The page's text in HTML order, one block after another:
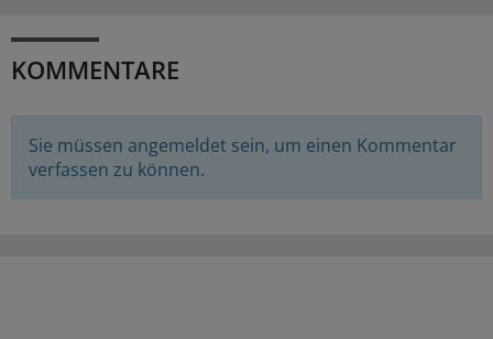
KOMMENTARE
Sie müssen angemeldet sein, um einen Kommentar
verfassen zu können.